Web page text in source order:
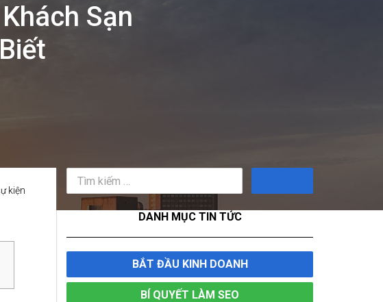
Sạn
kiện
DANH MỤC TIN TỨC
BẮT ĐẦU KINH DOANH
BÍ QUYẾT LÀM SEO